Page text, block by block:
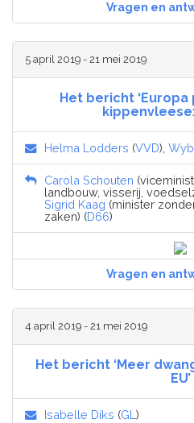
Vragen en
5 april 2019 - 21 mei 2019
Het bericht
Helma Lodders (VVD),
Carola Schouten
landbouw, visserij,
Sigrid Kaag (minister
zaken) (D66)
Vragen en
4 april 2019 - 21 mei 2019
Het bericht ‘Meer
EU’
Isabelle Diks (GL )